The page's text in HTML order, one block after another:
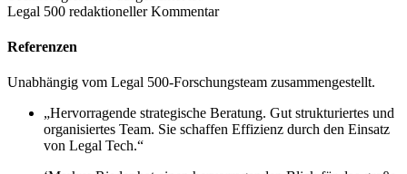
Legal 500 redaktioneller Kommentar
Referenzen
Unabhängig vom Legal 500-Forschungsteam zusammengestellt.
„Hervorragende strategische Beratung. Gut strukturiertes und
organisiertes Team. Sie schaffen Effizienz durch den Einsatz
von Legal Tech.“